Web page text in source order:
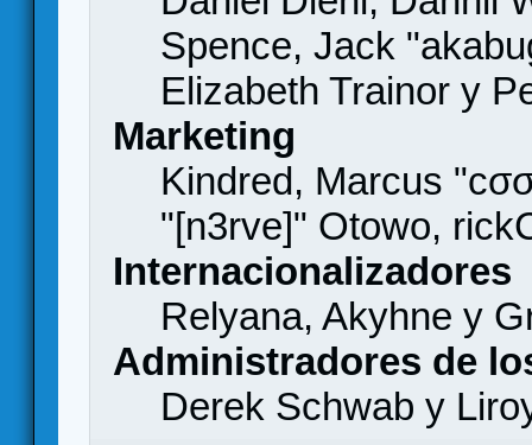
Spence, Jack
Elizabeth Trainor y
Marketing
Kindred, Marcus
"[n3rve]" Otowo,
Internacionalizadores
Relyana, Akyhne y
Administradores de
Derek Schwab y